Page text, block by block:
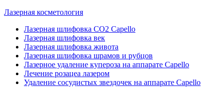
Лазерная косметология
Лазерная шлифовка CO2 Capello
Лазерная шлифовка век
Лазерная шлифовка живота
Лазерная шлифовка шрамов и рубцов
Лазерное удаление купероза на аппарате Capello
Лечение розацеа лазером
Удаление сосудистых звездочек на аппарате Capello